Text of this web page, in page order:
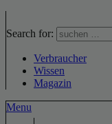
Search for:
Verbraucher
Wissen
Magazin
Menu